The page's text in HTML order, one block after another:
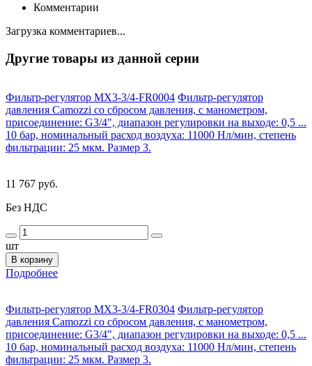
Комментарии
Загрузка комментариев...
Другие товары из данной серии
Фильтр-регулятор MX3-3/4-FR0004 Фильтр-регулятор
давления Camozzi со сбросом давления, с манометром,
присоединение: G3/4", диапазон регулировки на выходе: 0,5 ...
10 бар, номинальный расход воздуха: 11000 Нл/мин, степень
фильтрации: 25 мкм. Размер 3.
11 767 руб.
Без НДС
шт
В корзину
Подробнее
Фильтр-регулятор MX3-3/4-FR0304 Фильтр-регулятор
давления Camozzi со сбросом давления, с манометром,
присоединение: G3/4", диапазон регулировки на выходе: 0,5 ...
10 бар, номинальный расход воздуха: 11000 Нл/мин, степень
фильтрации: 25 мкм. Размер 3.